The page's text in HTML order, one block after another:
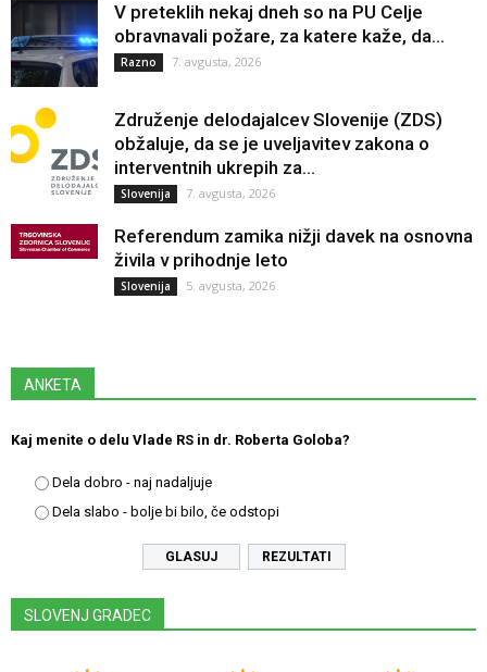
V preteklih nekaj dneh so na PU Celje
obravnavali požare, za katere kaže, da...
Razno 7. avgusta, 2026
Združenje delodajalcev Slovenije (ZDS)
obžaluje, da se je uveljavitev zakona o
interventnih ukrepih za...
Slovenija 7. avgusta, 2026
Referendum zamika nižji davek na osnovna
živila v prihodnje leto
Slovenija 5. avgusta, 2026
ANKETA
Kaj menite o delu Vlade RS in dr. Roberta Goloba?
Dela dobro - naj nadaljuje
Dela slabo - bolje bi bilo, če odstopi
REZULTATI
SLOVENJ GRADEC